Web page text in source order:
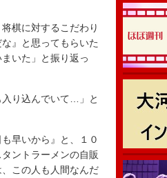
棋に対するこだわり
』と思ってもらいた
いた」と振り返っ
り込んでいて…」と
早いから』と、１０
ントラーメンの自販
この人も人間なんだ